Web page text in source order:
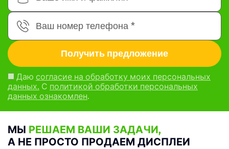
Даю согласие на обработку моих персональных
данных. С политикой обработки персональных
данных ознакомлен.
МЫ РЕШАЕМ ВАШИ ЗАДАЧИ,
А НЕ ПРОСТО ПРОДАЕМ ДИСПЛЕИ